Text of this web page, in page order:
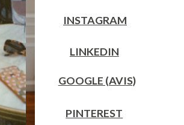
INSTAGRAM
GOOGLE (AVIS)
PINTEREST
LINKEDIN